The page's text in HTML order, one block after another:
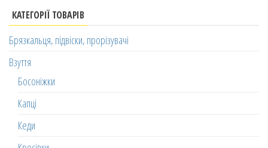
КАТЕГОРІЇ ТОВАРІВ
Брязкальця, підвіски, прорізувачі
Взуття
Босоніжки
Капці
Кеди